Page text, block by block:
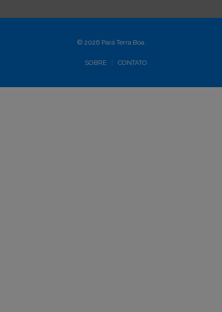
© 2026 Pará Terra Boa.
SOBRE CONTATO